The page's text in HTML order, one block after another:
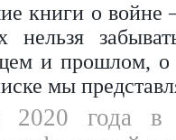
книги о войне
нельзя
и прошлом,
мы
года в